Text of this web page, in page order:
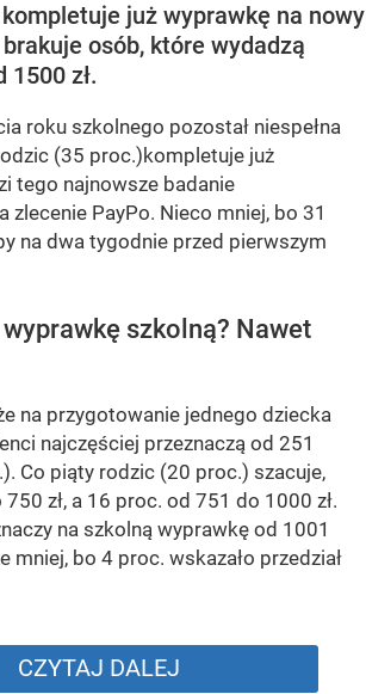
już wyprawkę na nowy
osób, które wydadzą
1500 zł.
roku szkolnego pozostał niespełna
(35 proc.)kompletuje już
tego najnowsze badanie
zlecenie PayPo. Nieco mniej, bo 31
na dwa tygodnie przed pierwszym
szkolną? Nawet
na przygotowanie jednego dziecka
najczęściej przeznaczą od 251
Co piąty rodzic (20 proc.) szacuje,
zł, a 16 proc. od 751 do 1000 zł.
na szkolną wyprawkę od 1001
mniej, bo 4 proc. wskazało przedział
CZYTAJ DALEJ